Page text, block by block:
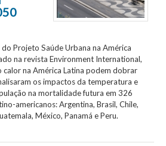
Projeto Saúde Urbana na América
na revista Environment International,
calor na América Latina podem dobrar
os impactos da temperatura e
na mortalidade futura em 326
americanos: Argentina, Brasil, Chile,
México, Panamá e Peru.